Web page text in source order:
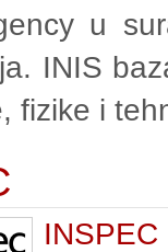
u
INIS
fizike i
INSPEC